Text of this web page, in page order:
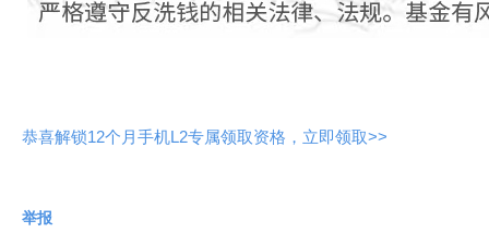
恭喜解锁12个月手机L2专属领取资格，立即领取>>
举报